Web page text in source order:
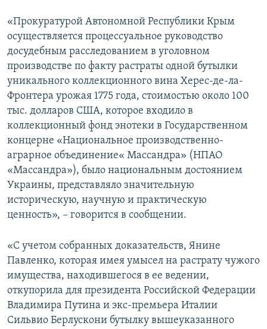
«Прокуратурой Автономной Республики Крым
осуществляется процессуальное руководство
досудебным расследованием в уголовном
производстве по факту растраты одной бутылки
уникального коллекционного вина Херес-де-ла-
Фронтера урожая 1775 года, стоимостью около 100
тыс. долларов США, которое входило в
коллекционный фонд энотеки в Государственном
концерне «Национальное производственно-
аграрное объединение« Массандра» (НПАО
«Массандра»), было национальным достоянием
Украины, представляло значительную
историческую, научную и практическую
ценность», – говорится в сообщении.
«С учетом собранных доказательств, Янине
Павленко, которая имея умысел на растрату чужого
имущества, находившегося в ее ведении,
откупорила для президента Российской Федерации
Владимира Путина и экс-премьера Италии
Сильвио Берлускони бутылку вышеуказанного